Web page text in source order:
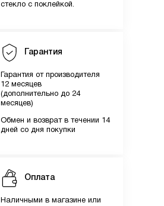
стекло с поклейкой.
Гарантия
Гарантия от производителя
12 месяцев
(дополнительно до 24
месяцев)
Обмен и возврат в течении 14
дней со дня покупки
Оплата
Наличными в магазине или